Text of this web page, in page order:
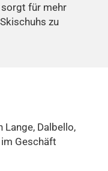
für mehr
zu
Lange, Dalbello,
Geschäft